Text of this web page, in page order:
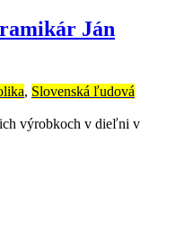
Ján
, Slovenská ľudová
výrobkoch v dieľni v